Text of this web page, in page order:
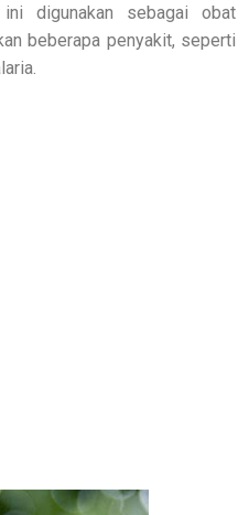
digunakan sebagai obat
beberapa penyakit, seperti